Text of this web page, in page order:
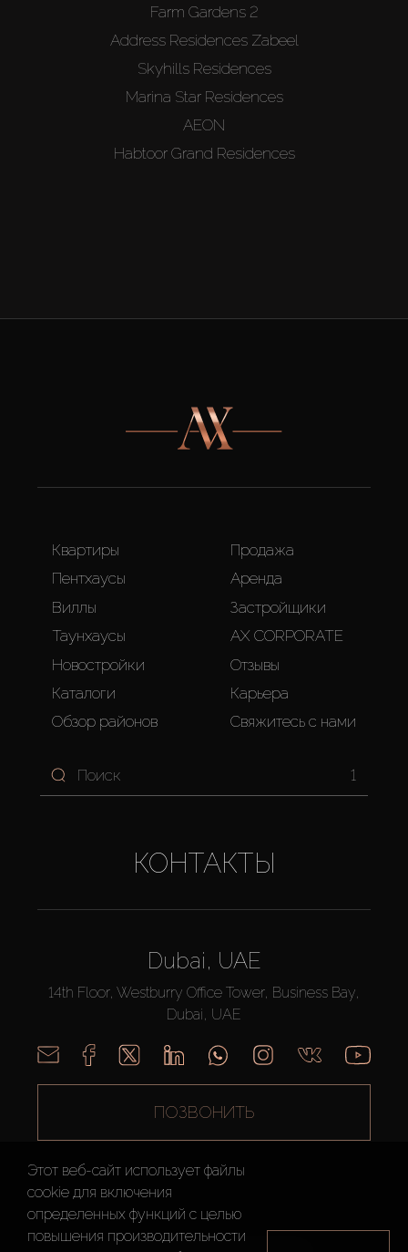
Farm Gardens 2
Address Residences Zabeel
Skyhills Residences
Marina Star Residences
AEON
Habtoor Grand Residences
Квартиры
Пентхаусы
Виллы
Таунхаусы
Новостройки
Каталоги
Обзор районов
Продажа
Аренда
Застройщики
AX CORPORATE
Отзывы
Карьера
Свяжитесь с нами
1
КОНТАКТЫ
Dubai, UAE
14th Floor, Westburry Office Tower, Business Bay,
Dubai, UAE
ПОЗВОНИТЬ
Этот веб-сайт использует файлы
cookie для включения
определенных функций c целью
повышения производительности